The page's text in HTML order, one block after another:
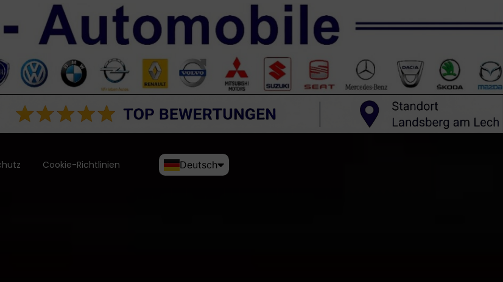
Cookie-Richtlinien
Deutsch